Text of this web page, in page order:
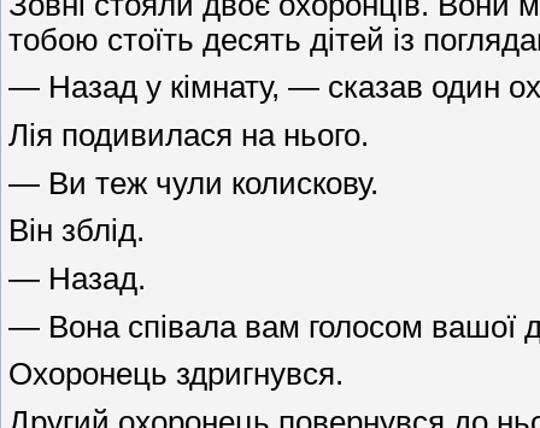
тобою стоїть десять дітей із
— Назад у кімнату, — сказав один
Лія подивилася на нього.
— Ви теж чули колискову.
Він зблід.
— Назад.
— Вона співала вам голосом вашої
Охоронець здригнувся.